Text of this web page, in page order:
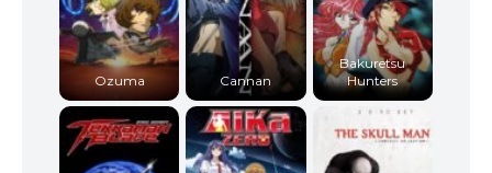
Ozuma Cannan
Bakuretsu
Hunters